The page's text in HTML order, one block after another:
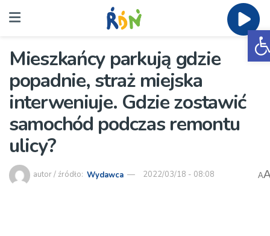
Mieszkańcy parkują gdzie
popadnie, straż miejska
interweniuje. Gdzie zostawić
samochód podczas remontu
ulicy?
autor / źródło: Wydawca 2022/03/18 - 08:08 A